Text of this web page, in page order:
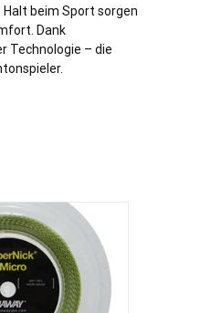
beim Sport sorgen
Dank
Technologie – die